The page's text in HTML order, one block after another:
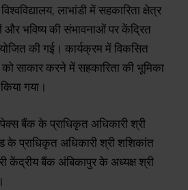
लाभांडी में सहकारिता क्षेत्र
और भविष्य की संभावनाओं पर केंद्रित
की गई। कार्यक्रम में विकसित
साकार करने में सहकारिता की भूमिका
गया।
बैंक के प्राधिकृत अधिकारी श्री
के प्राधिकृत अधिकारी श्री शशिकांत
केंद्रीय बैंक अंबिकापुर के अध्यक्ष श्री